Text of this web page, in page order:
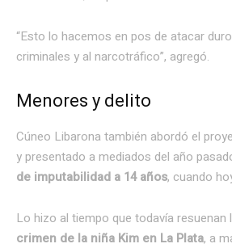
“Esto lo hacemos en pos de atacar
criminales y al narcotráfico”, agregó.
Menores y delito
Cúneo Libarona también abordó el
y presentado a mediados del año
de imputabilidad a 14 años, cuando
Lo hizo al tiempo que todavía resuenan
crimen de la niña Kim en La Plata, a